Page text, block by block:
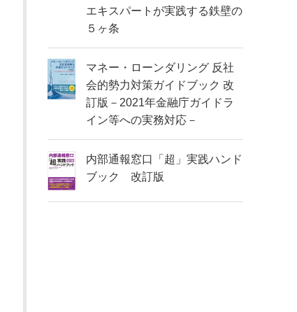
エキスパートが実践する鉄壁の
５ヶ条
マネー・ローンダリング 反社
会的勢力対策ガイドブック 改
訂版－2021年金融庁ガイドラ
イン等への実務対応－
内部通報窓口「超」実践ハンド
ブック 改訂版